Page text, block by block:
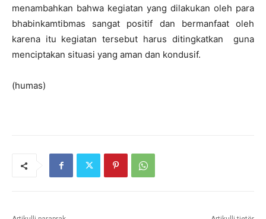
menambahkan bahwa kegiatan yang dilakukan oleh para
bhabinkamtibmas sangat positif dan bermanfaat oleh
karena itu kegiatan tersebut harus ditingkatkan guna
menciptakan situasi yang aman dan kondusif.
(humas)